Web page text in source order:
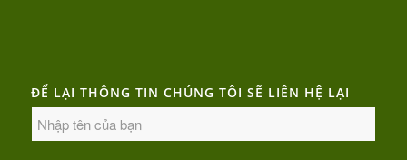
ĐỂ LẠI THÔNG TIN CHÚNG TÔI SẼ LIÊN HỆ LẠI